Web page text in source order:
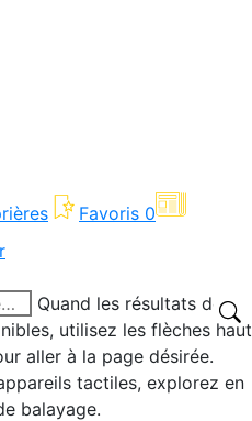
Favoris 0
Quand les résultats de
utilisez les flèches haut
aller à la page désirée.
tactiles, explorez en
balayage.